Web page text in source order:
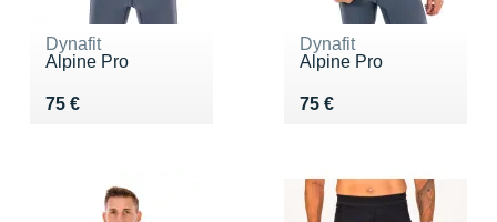
Dynafit
Alpine Pro
75 €
Vendu 75 €
Dynafit
Alpine Pro
75 €
Vendu 75 €